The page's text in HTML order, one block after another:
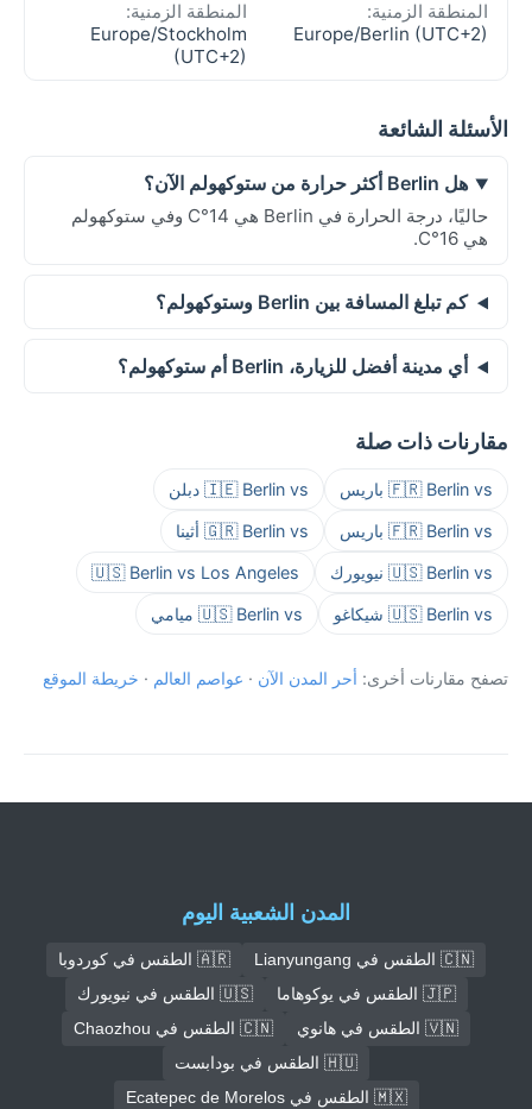
المنطقة الزمنية:
Europe/Berlin (UTC+2)
المنطقة الزمنية:
Europe/Stockholm
(UTC+2)
الأسئلة الشائعة
هل Berlin أكثر حرارة من ستوكهولم الآن؟
حاليًا، درجة الحرارة في Berlin هي 14°C وفي ستوكهولم
هي 16°C.
كم تبلغ المسافة بين Berlin وستوكهولم؟
أي مدينة أفضل للزيارة، Berlin أم ستوكهولم؟
مقارنات ذات صلة
🇫🇷 Berlin vs باريس 🇮🇪 Berlin vs دبلن
🇫🇷 Berlin vs باريس 🇬🇷 Berlin vs أثينا
🇺🇸 Berlin vs نيويورك 🇺🇸 Berlin vs Los Angeles
🇺🇸 Berlin vs شيكاغو 🇺🇸 Berlin vs ميامي
تصفح مقارنات أخرى: أحر المدن الآن · عواصم العالم · خريطة الموقع
المدن الشعبية اليوم
🇨🇳 الطقس في Lianyungang
🇦🇷 الطقس في كوردوبا
🇯🇵 الطقس في يوكوهاما
🇺🇸 الطقس في نيويورك
🇻🇳 الطقس في هانوي
🇨🇳 الطقس في Chaozhou
🇭🇺 الطقس في بودابست
🇲🇽 الطقس في Ecatepec de Morelos